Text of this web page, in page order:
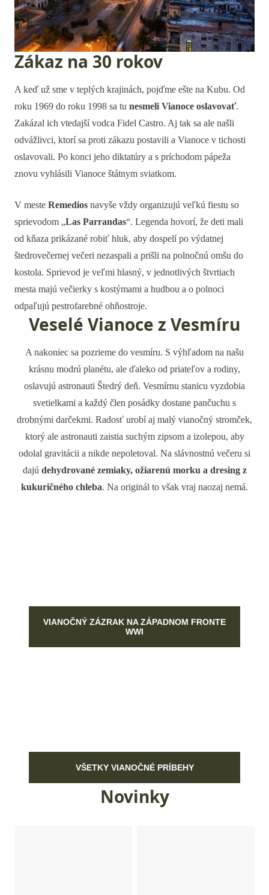
Zákaz na 30 rokov
A keď už sme v teplých krajinách, pojďme ešte na Kubu. Od
roku 1969 do roku 1998 sa tu nesmeli Vianoce oslavovať.
Zakázal ich vtedajší vodca Fidel Castro. Aj tak sa ale našli
odvážlivci, ktorí sa proti zákazu postavili a Vianoce v tichosti
oslavovali. Po konci jeho diktatúry a s príchodom pápeža
znovu vyhlásili Vianoce štátnym sviatkom.
V meste Remedios navyše vždy organizujú veľkú fiestu so
sprievodom „Las Parrandas“. Legenda hovorí, že deti mali
od kňaza prikázané robiť hluk, aby dospelí po výdatnej
štedrovečernej večeri nezaspali a prišli na polnočnú omšu do
kostola. Sprievod je veľmi hlasný, v jednotlivých štvrtiach
mesta majú večierky s kostýmami a hudbou a o polnoci
odpaľujú pestrofarebné ohňostroje.
Veselé Vianoce z Vesmíru
A nakoniec sa pozrieme do vesmíru. S výhľadom na našu
krásnu modrú planétu, ale ďaleko od priateľov a rodiny,
oslavujú astronauti Štedrý deň. Vesmírnu stanicu vyzdobia
svetielkami a každý člen posádky dostane pančuchu s
drobnými darčekmi. Radosť urobí aj malý vianočný stromček,
ktorý ale astronauti zaistia suchým zipsom a izolepou, aby
odolal gravitácii a nikde nepoletoval. Na slávnostnú večeru si
dajú dehydrované zemiaky, ožiarenú morku a dresing z
kukuričného chleba. Na originál to však vraj naozaj nemá.
VIANOČNÝ ZÁZRAK NA ZÁPADNOM FRONTE
WWI
VŠETKY VIANOČNÉ PRÍBEHY
Novinky